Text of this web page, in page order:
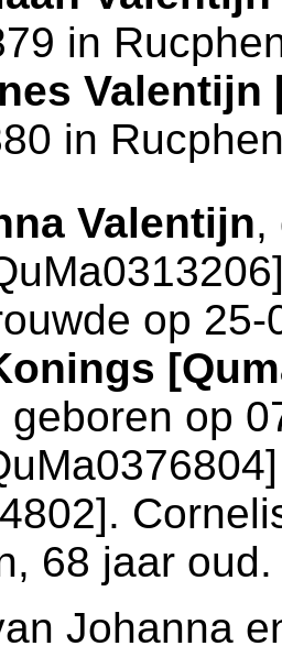
in
Valentijn
in
Valentijn,
op
geboren op
, 68 jaar oud.
Johanna